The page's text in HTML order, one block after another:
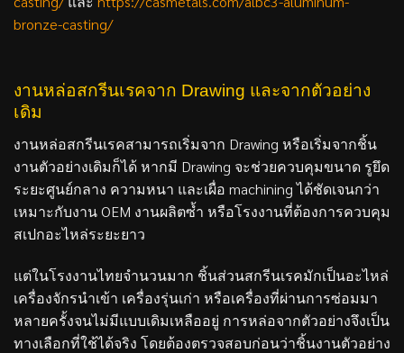
bronze-casting/
งานหล่อสกรีนเรคจาก Drawing และจากตัวอย่าง
เดิม
งานหล่อสกรีนเรคสามารถเริ่มจาก Drawing หรือเริ่มจากชิ้น
งานตัวอย่างเดิมก็ได้ หากมี Drawing จะช่วยควบคุมขนาด รูยึด
ระยะศูนย์กลาง ความหนา และเผื่อ machining ได้ชัดเจนกว่า
เหมาะกับงาน OEM งานผลิตซ้ำ หรือโรงงานที่ต้องการควบคุม
สเปกอะไหล่ระยะยาว
แต่ในโรงงานไทยจำนวนมาก ชิ้นส่วนสกรีนเรคมักเป็นอะไหล่
เครื่องจักรนำเข้า เครื่องรุ่นเก่า หรือเครื่องที่ผ่านการซ่อมมา
หลายครั้งจนไม่มีแบบเดิมเหลืออยู่ การหล่อจากตัวอย่างจึงเป็น
ทางเลือกที่ใช้ได้จริง โดยต้องตรวจสอบก่อนว่าชิ้นงานตัวอย่าง